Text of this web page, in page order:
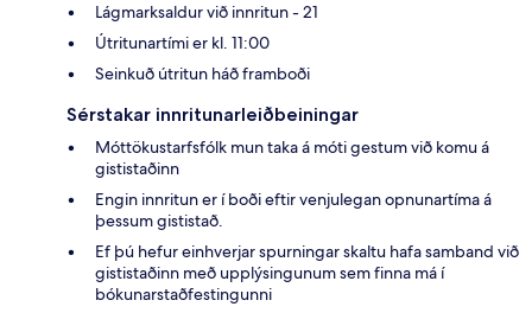
Lágmarksaldur við innritun - 21
Útritunartími er kl. 11:00
Seinkuð útritun háð framboði
Sérstakar innritunarleiðbeiningar
Móttökustarfsfólk mun taka á móti gestum við komu á
gististaðinn
Engin innritun er í boði eftir venjulegan opnunartíma á
þessum gististað.
Ef þú hefur einhverjar spurningar skaltu hafa samband við
gististaðinn með upplýsingunum sem finna má í
bókunarstaðfestingunni